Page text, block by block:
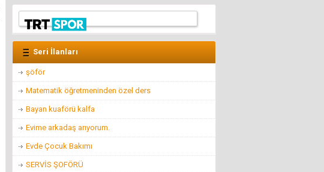
ÇARESİZLİK
9 Haziran 2016 Perşembe
Hüseyin DÜŞ
İlkyardımcılara kim yardım edecek!..
Hüseyin GÜVEN
BİR ŞEY ANCAK DEĞERİNİ BİLENİN YANINDA
KIYMETLİDİR...
22 Temmuz 2016 Cuma
Seri İlanları
şöför
Matematik öğretmeninden özel ders
Bayan kuaförü kalfa
Evime arkadaş arıyorum.
Evde Çocuk Bakımı
SERVİS ŞOFÖRÜ